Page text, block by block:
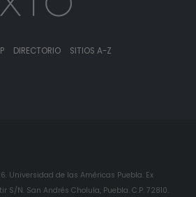
DIRECTORIO SITIOS A-Z
Universidad de las Américas Puebla. Ex
S/N. San Andrés Cholula, Puebla. C.P. 72810.